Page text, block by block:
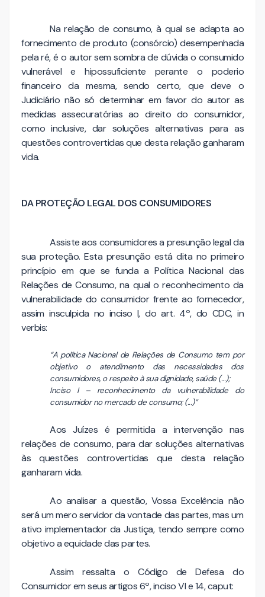
Na relação de consumo, à qual se adapta ao
fornecimento de produto (consórcio) desempenhada
pela ré, é o autor sem sombra de dúvida o consumido
vulnerável e hipossuficiente perante o poderio
financeiro da mesma, sendo certo, que deve o
Judiciário não só determinar em favor do autor as
medidas assecuratórias ao direito do consumidor,
como inclusive, dar soluções alternativas para as
questões controvertidas que desta relação ganharam
vida.
DA PROTEÇÃO LEGAL DOS CONSUMIDORES
Assiste aos consumidores a presunção legal da
sua proteção. Esta presunção está dita no primeiro
princípio em que se funda a Política Nacional das
Relações de Consumo, na qual o reconhecimento da
vulnerabilidade do consumidor frente ao fornecedor,
assim insculpida no inciso I, do art. 4º, do CDC, in
verbis:
“A política Nacional de Relações de Consumo tem por
objetivo o atendimento das necessidades dos
consumidores, o respeito à sua dignidade, saúde (...);
Inciso I – reconhecimento da vulnerabilidade do
consumidor no mercado de consumo; (...)”
Aos Juízes é permitida a intervenção nas
relações de consumo, para dar soluções alternativas
às questões controvertidas que desta relação
ganharam vida.
Ao analisar a questão, Vossa Excelência não
será um mero servidor da vontade das partes, mas um
ativo implementador da Justiça, tendo sempre como
objetivo a equidade das partes.
Assim ressalta o Código de Defesa do
Consumidor em seus artigos 6º, inciso VI e 14, caput: